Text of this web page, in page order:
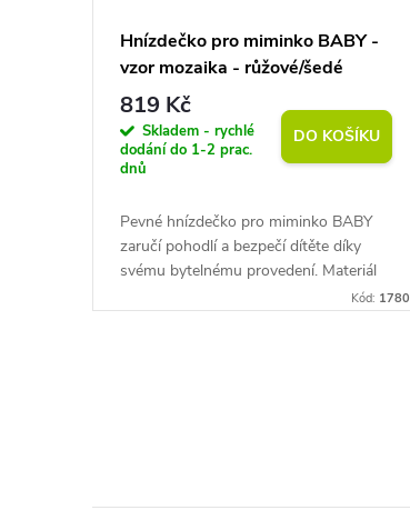
Hnízdečko pro miminko BABY -
vzor mozaika - růžové/šedé
819 Kč
Skladem - rychlé
dodání do 1-2 prac.
dnů
DO KOŠÍKU
Pevné hnízdečko pro miminko BABY
zaručí pohodlí a bezpečí dítěte díky
svému bytelnému provedení. Materiál
bavlna. Certifikát OEKO-TEX Standard
Kód: 1780